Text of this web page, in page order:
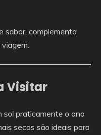
sabor, complementa
Visitar
sol praticamente o ano
secos são ideais para